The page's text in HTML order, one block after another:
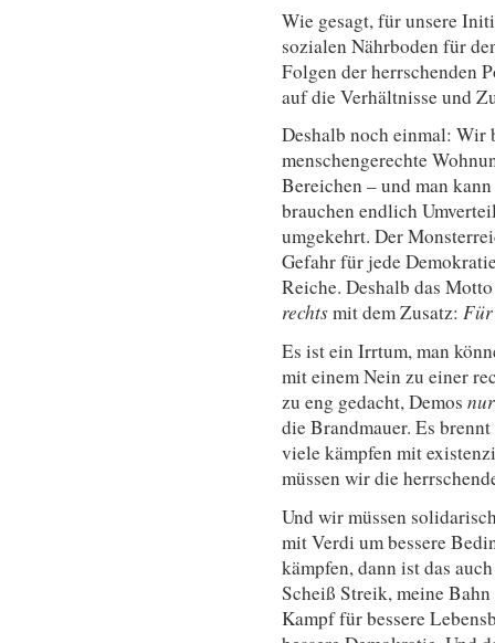
Wie gesagt, für unsere
sozialen Nährboden für
Folgen der herrschenden
auf die Verhältnisse und
Deshalb noch einmal: Wir
menschengerechte
Bereichen – und man
brauchen endlich
umgekehrt. Der
Gefahr für jede
Reiche. Deshalb das
rechtsmit dem Zusatz:
Es ist ein Irrtum, man
mit einem Nein zu einer
zu eng gedacht, Demos nur
die Brandmauer. Es
viele kämpfen mit
müssen wir die
Und wir müssen
mit Verdi um bessere
kämpfen, dann ist das
Scheiß Streik, meine
Kampf für bessere